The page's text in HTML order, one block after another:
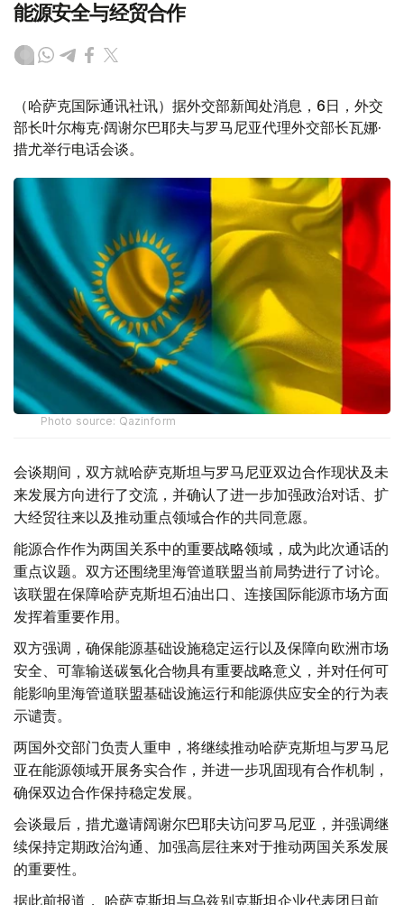
能源安全与经贸合作
（哈萨克国际通讯社讯）据外交部新闻处消息，6日，外交
部长叶尔梅克·阔谢尔巴耶夫与罗马尼亚代理外交部长瓦娜·
措尤举行电话会谈。
Photo source: Qazinform
会谈期间，双方就哈萨克斯坦与罗马尼亚双边合作现状及未
来发展方向进行了交流，并确认了进一步加强政治对话、扩
大经贸往来以及推动重点领域合作的共同意愿。
能源合作作为两国关系中的重要战略领域，成为此次通话的
重点议题。双方还围绕里海管道联盟当前局势进行了讨论。
该联盟在保障哈萨克斯坦石油出口、连接国际能源市场方面
发挥着重要作用。
双方强调，确保能源基础设施稳定运行以及保障向欧洲市场
安全、可靠输送碳氢化合物具有重要战略意义，并对任何可
能影响里海管道联盟基础设施运行和能源供应安全的行为表
示谴责。
两国外交部门负责人重申，将继续推动哈萨克斯坦与罗马尼
亚在能源领域开展务实合作，并进一步巩固现有合作机制，
确保双边合作保持稳定发展。
会谈最后，措尤邀请阔谢尔巴耶夫访问罗马尼亚，并强调继
续保持定期政治沟通、加强高层往来对于推动两国关系发展
的重要性。
据此前报道， 哈萨克斯坦与乌兹别克斯坦企业代表团日前